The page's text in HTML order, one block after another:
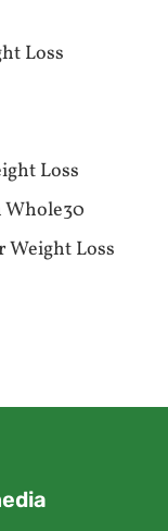
Loss
Loss
Whole30
Weight Loss